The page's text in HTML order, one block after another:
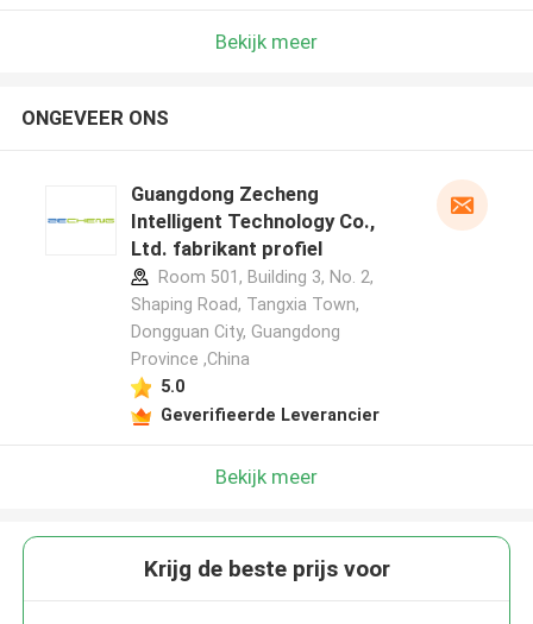
Bekijk meer
ONGEVEER ONS
Guangdong Zecheng
Intelligent Technology Co.,
Ltd. fabrikant profiel
Room 501, Building 3, No. 2,
Shaping Road, Tangxia Town,
Dongguan City, Guangdong
Province ,China
5.0
Geverifieerde Leverancier
Bekijk meer
Krijg de beste prijs voor